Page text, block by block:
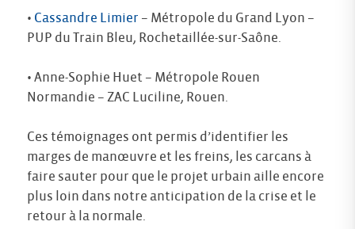
• Cassandre Limier – Métropole du Grand Lyon –
PUP du Train Bleu, Rochetaillée-sur-Saône.
• Anne-Sophie Huet – Métropole Rouen
Normandie – ZAC Luciline, Rouen.
Ces témoignages ont permis d’identifier les
marges de manœuvre et les freins, les carcans à
faire sauter pour que le projet urbain aille encore
plus loin dans notre anticipation de la crise et le
retour à la normale.